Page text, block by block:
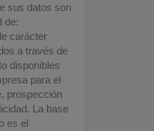
sus datos son
de:
carácter
a través de
disponibles
para el
prospección
La base
es el